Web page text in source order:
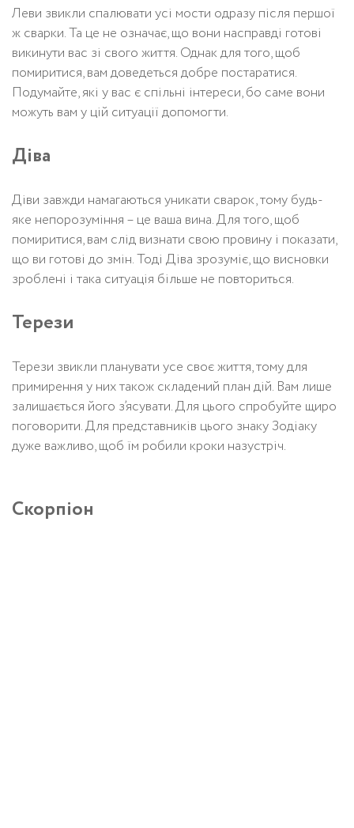
Леви звикли спалювати усі мости одразу після першої
ж сварки. Та це не означає, що вони насправді готові
викинути вас зі свого життя. Однак для того, щоб
помиритися, вам доведеться добре постаратися.
Подумайте, які у вас є спільні інтереси, бо саме вони
можуть вам у цій ситуації допомогти.
Діва
Діви завжди намагаються уникати сварок, тому будь-
яке непорозуміння – це ваша вина. Для того, щоб
помиритися, вам слід визнати свою провину і показати,
що ви готові до змін. Тоді Діва зрозуміє, що висновки
зроблені і така ситуація більше не повториться.
Терези
Терези звикли планувати усе своє життя, тому для
примирення у них також складений план дій. Вам лише
залишається його з’ясувати. Для цього спробуйте щиро
поговорити. Для представників цього знаку Зодіаку
дуже важливо, щоб їм робили кроки назустріч.
Скорпіон